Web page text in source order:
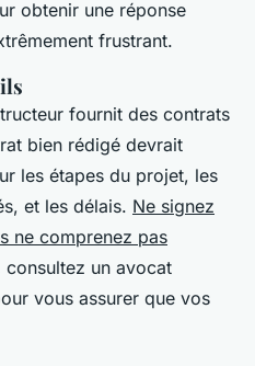
obtenir une réponse
frustrant.
fournit des contrats
bien rédigé devrait
les étapes du projet, les
et les délais. Ne signez
ne comprenez pas
consultez un avocat
vous assurer que vos